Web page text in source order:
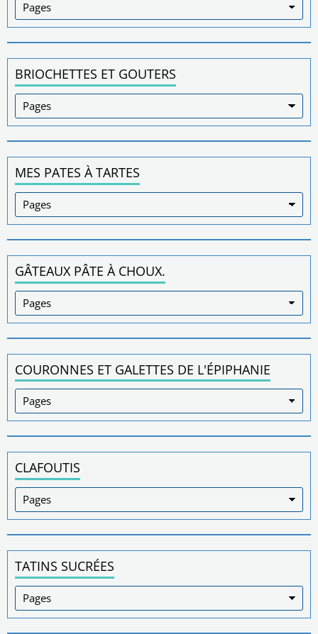
BRIOCHETTES ET GOUTERS
MES PATES À TARTES
GÂTEAUX PÂTE À CHOUX.
COURONNES ET GALETTES DE L'ÉPIPHANIE
CLAFOUTIS
TATINS SUCRÉES